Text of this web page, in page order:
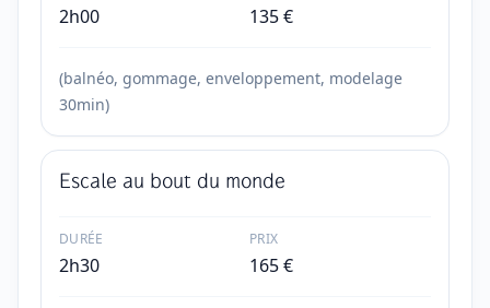
2h00 135€
(balnéo, gommage, enveloppement, modelage
30min)
Escale au bout du monde
DURÉE
2h30
PRIX
165€